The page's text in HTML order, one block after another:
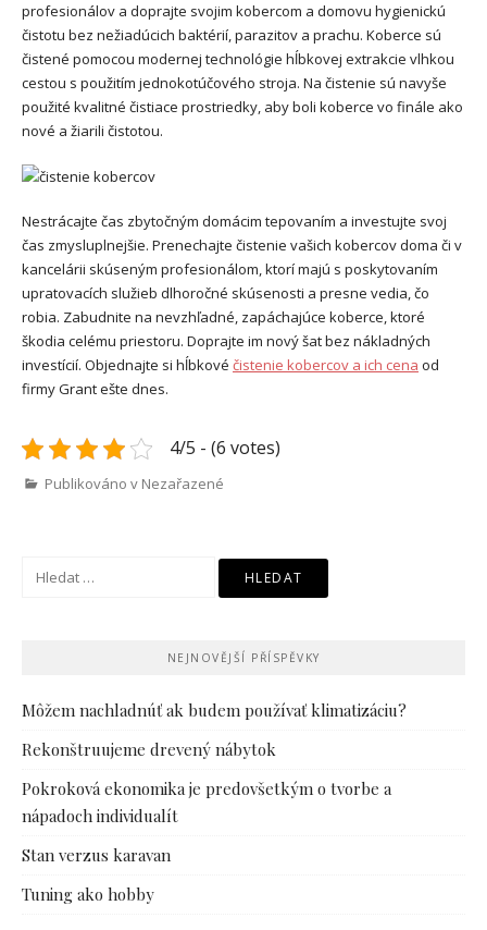
profesionálov a doprajte svojim kobercom a domovu hygienickú
čistotu bez nežiadúcich baktérií, parazitov a prachu. Koberce sú
čistené pomocou modernej technológie hĺbkovej extrakcie vlhkou
cestou s použitím jednokotúčového stroja. Na čistenie sú navyše
použité kvalitné čistiace prostriedky, aby boli koberce vo finále ako
nové a žiarili čistotou.
Nestrácajte čas zbytočným domácim tepovaním a investujte svoj
čas zmysluplnejšie. Prenechajte čistenie vašich kobercov doma či v
kancelárii skúseným profesionálom, ktorí majú s poskytovaním
upratovacích služieb dlhoročné skúsenosti a presne vedia, čo
robia. Zabudnite na nevzhľadné, zapáchajúce koberce, ktoré
škodia celému priestoru. Doprajte im nový šat bez nákladných
investícií. Objednajte si hĺbkové čistenie kobercov a ich cena od
firmy Grant ešte dnes.
4/5 - (6 votes)
Publikováno v Nezařazené
Vyhledávání
NEJNOVĚJŠÍ PŘÍSPĚVKY
Môžem nachladnúť ak budem používať klimatizáciu?
Rekonštruujeme drevený nábytok
Pokroková ekonomika je predovšetkým o tvorbe a
nápadoch individualít
Stan verzus karavan
Tuning ako hobby